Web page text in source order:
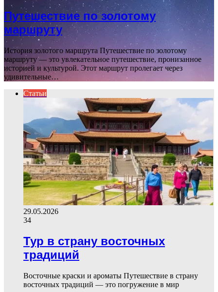
Путешествие по золотому
маршруту
История золотого маршрута Путешествие по золотому
маршруту — это увлекательное путешествие, пронизанное
историей и культурой. Этот маршрут пролегает через
удивительные…
Статьи
29.05.2026
34
Тур в страну восточных
традиций
Восточные краски и ароматы Путешествие в страну
восточных традиций — это погружение в мир